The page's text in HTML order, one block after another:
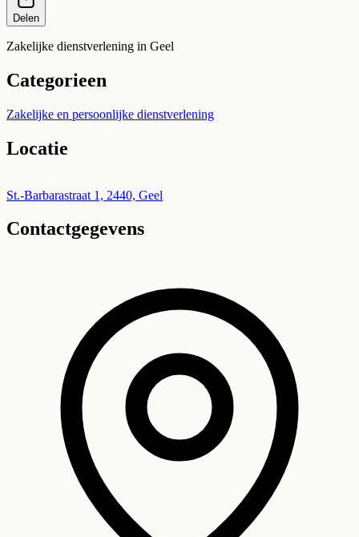
Delen
Zakelijke dienstverlening in Geel
Categorieen
Zakelijke en persoonlijke dienstverlening
Locatie
+
−
St.-Barbarastraat 1, 2440, Geel
Contactgegevens